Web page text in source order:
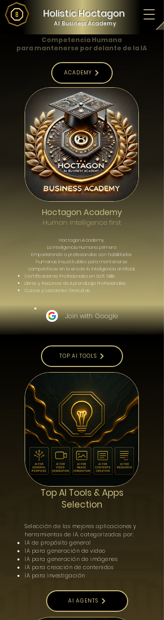
Holistic Hoctagon
AI Business Academy
Competencia Humana
para mantenerse por delante de la IA
ACADEMY
Hoctagon Academy
Human Intelligence first
Hoctagon Academy
La Inteligencia Humana primero
Empoderando a profesionales con habilidades
humanas insustituibles para mantenerse
competitivos en la era de la inteligencia artificial.
Certificaciones Profesionales en Soft Skills
Libros y Recursos de Aprendizaje Profesionales
Cursos y Lecciones Gratuitas
Join with Google
TOP AI TOOLS
Top AI Tools & Apps
Selection
Selección de las mejores aplicaciones y
herramientas de IA, categorizadas por:
IA de propósito general
IA para generación de video
IA para generación de imágenes
IA para creación de contenidos
IA para investigación
AI AGENTS